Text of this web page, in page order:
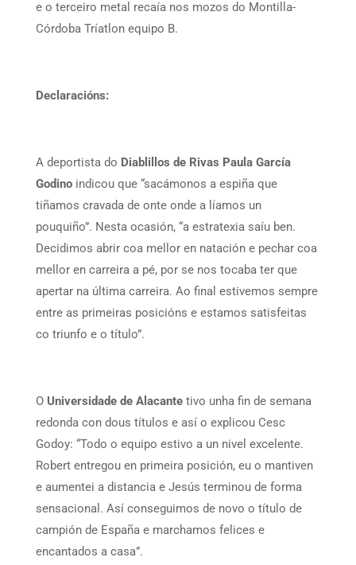
e o terceiro metal recaía nos mozos do Montilla-
Córdoba Tríatlon equipo B.
Declaracións:
A deportista do Diablillos de Rivas Paula García
Godinoindicou que “sacámonos a espiña que
tiñamos cravada de onte onde a líamos un
pouquiño”. Nesta ocasión, “a estratexia saíu ben.
Decidimos abrir coa mellor en natación e pechar coa
mellor en carreira a pé, por se nos tocaba ter que
apertar na última carreira. Ao final estivemos sempre
entre as primeiras posicións e estamos satisfeitas
co triunfo e o título”.
O Universidade de Alacantetivo unha fin de semana
redonda con dous títulos e así o explicou Cesc
Godoy: “Todo o equipo estivo a un nivel excelente.
Robert entregou en primeira posición, eu o mantiven
e aumentei a distancia e Jesús terminou de forma
sensacional. Así conseguimos de novo o título de
campión de España e marchamos felices e
encantados a casa”.